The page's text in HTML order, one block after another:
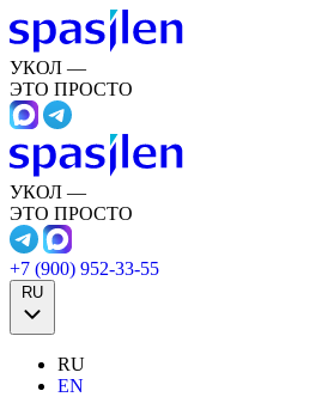
УКОЛ —
ЭТО ПРОСТО
УКОЛ —
ЭТО ПРОСТО
+7 (900) 952-33-55
RU
RU
EN